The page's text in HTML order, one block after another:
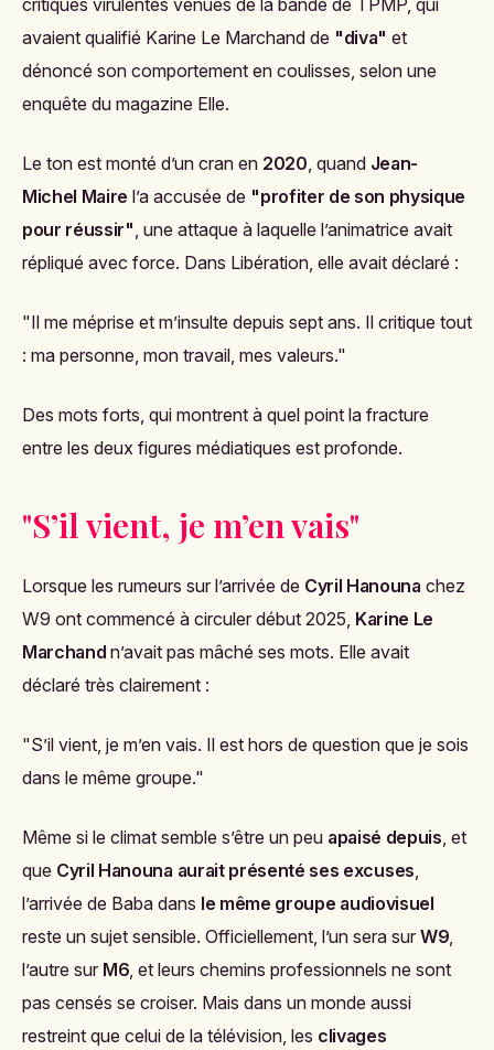
avaient qualifié Karine Le Marchand de "diva" et
dénoncé son comportement en coulisses, selon une
enquête du magazine Elle.
Le ton est monté d’un cran en 2020 , quand Jean-
Michel Maire l’a accusée de "profiter de son physique
pour réussir" , une attaque à laquelle l’animatrice avait
répliqué avec force. Dans Libération , elle avait déclaré :
"Il me méprise et m’insulte depuis sept ans. Il critique tout
: ma personne, mon travail, mes valeurs."
Des mots forts, qui montrent à quel point la fracture
entre les deux figures médiatiques est profonde.
"S’il vient, je m’en vais"
Lorsque les rumeurs sur l’arrivée de Cyril Hanouna chez
W9 ont commencé à circuler début 2025, Karine Le
Marchand n’avait pas mâché ses mots. Elle avait
déclaré très clairement :
"S’il vient, je m’en vais. Il est hors de question que je sois
dans le même groupe."
Même si le climat semble s’être un peu apaisé depuis , et
que Cyril Hanouna aurait présenté ses excuses
l’arrivée de Baba dans le même groupe audiovisuel
reste un sujet sensible. Officiellement, l’un sera sur W9
l’autre sur M6 , et leurs chemins professionnels ne sont
pas censés se croiser. Mais dans un monde aussi
restreint que celui de la télévision, les clivages